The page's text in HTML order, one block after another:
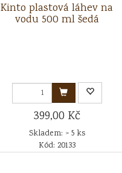
Kinto plastová láhev na
vodu 500 ml šedá
399,00 Kč
Skladem: > 5 ks
Kód: 20133